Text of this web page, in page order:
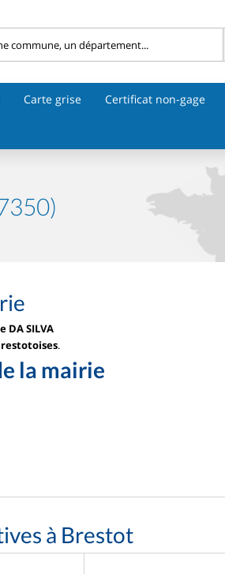
Carte grise Certificat non-gage
DA SILVA
.
la mairie
à Brestot